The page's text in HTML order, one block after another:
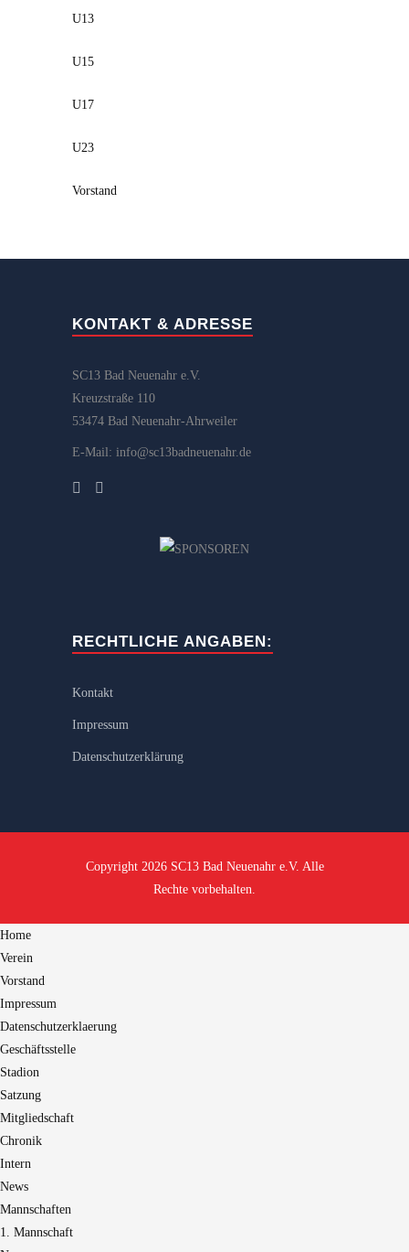
U13
U15
U17
U23
Vorstand
KONTAKT & ADRESSE
SC13 Bad Neuenahr e.V.
Kreuzstraße 110
53474 Bad Neuenahr-Ahrweiler
E-Mail: info@sc13badneuenahr.de
RECHTLICHE ANGABEN:
Kontakt
Impressum
Datenschutzerklärung
Copyright 2026 SC13 Bad Neuenahr e.V. Alle
Rechte vorbehalten.
Home
Verein
Vorstand
Impressum
Datenschutzerklaerung
Geschäftsstelle
Stadion
Satzung
Mitgliedschaft
Chronik
Intern
News
Mannschaften
1. Mannschaft